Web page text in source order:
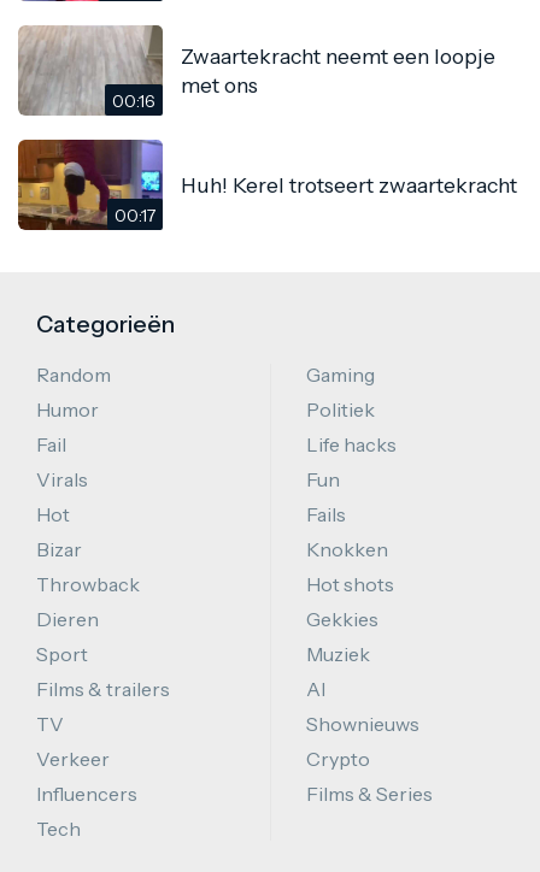
00:16
Zwaartekracht neemt een loopje
met ons
00:17
Huh! Kerel trotseert zwaartekracht
Categorieën
Random
Humor
Fail
Virals
Hot
Bizar
Throwback
Dieren
Sport
Films & trailers
TV
Verkeer
Influencers
Tech
Gaming
Politiek
Life hacks
Fun
Fails
Knokken
Hot shots
Gekkies
Muziek
AI
Shownieuws
Crypto
Films & Series